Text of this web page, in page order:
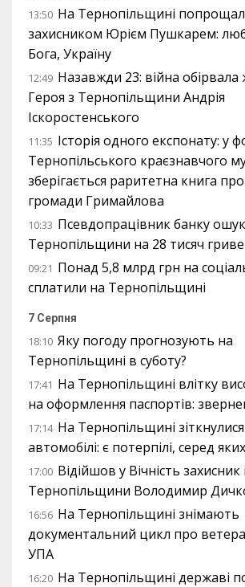
13:50 На Тернопільщині
захисником Юрієм Пушкарем:
Бога, Україну
12:49 Назавжди 23: війна
Героя з Тернопільщини Андрія
Іскоростенського
11:35 Історія одного експонату: у
Тернопільського краєзнавчого
зберігається раритетна книга
громади Гримайлова
10:33 Псевдопрацівник банку
Тернопільщини на 28 тисяч
09:21 Понад 5,8 млрд грн на
сплатили на Тернопільщині
7 Серпня
18:10 Яку погоду прогнозують на
Тернопільщині в суботу?
17:41 На Тернопільщині влітку
на оформлення паспортів:
17:14 На Тернопільщині
автомобілі: є потерпілі, серед
17:00 Відійшов у Вічність захисник
Тернопільщини Володимир
16:56 На Тернопільщині знімають
документальний цикл про
УПА
16:20 На Тернопільщині державі